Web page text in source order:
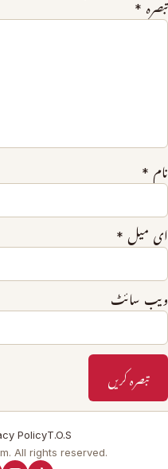
تبصرہ *
نام *
ای میل *
ویب‌ سائٹ
PolicyT.O.S
All rights reserved.